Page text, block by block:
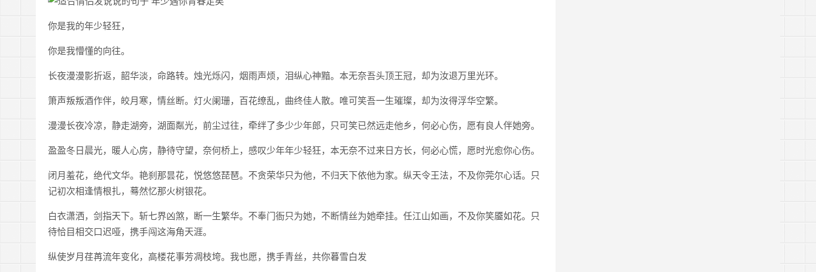
你是我的年少轻狂，
你是我懵懂的向往。
长夜漫漫影折返，韶华淡，命路转。烛光烁闪，烟雨声烦，泪纵心神黯。本无奈吾头顶王冠，却为汝退万里光环。
箫声叛叛酒作伴，皎月寒，情丝断。灯火阑珊，百花缭乱，曲终佳人散。唯可笑吾一生璀璨，却为汝得浮华空繁。
漫漫长夜冷凉，静走湖旁，湖面粼光，前尘过往，牵绊了多少少年郎，只可笑已然远走他乡，何必心伤，愿有良人伴她旁。
盈盈冬日晨光，暖人心房，静待守望，奈何桥上，感叹少年年少轻狂，本无奈不过来日方长，何必心慌，愿时光愈你心伤。
闭月羞花，绝代文华。艳刹那昙花，悦悠悠琵琶。不贪荣华只为他，不归天下依他为家。纵天令王法，不及你莞尔心话。只
记初次相逢情根扎，蓦然忆那火树银花。
白衣潇洒，剑指天下。斩七界凶煞，断一生繁华。不奉门衙只为她，不断情丝为她牵挂。任江山如画，不及你笑靥如花。只
待恰目相交口迟哑，携手闯这海角天涯。
纵使岁月荏苒流年变化，高楼花事芳凋枝垮。我也愿，携手青丝，共你暮雪白发